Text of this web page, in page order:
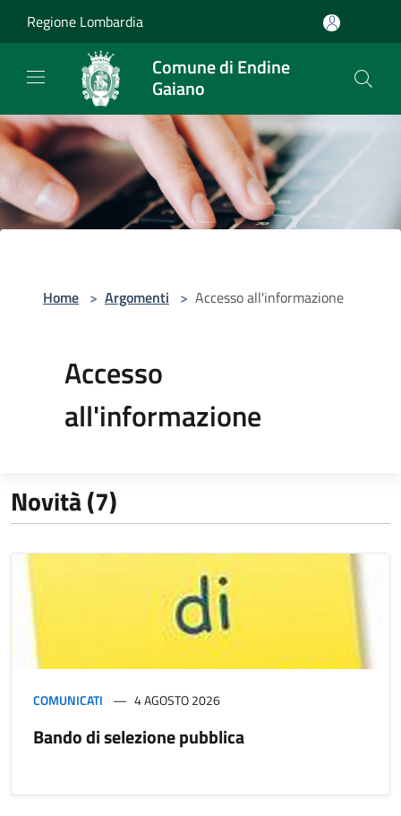
Regione Lombardia
Comune di Endine
Gaiano
Home > Argomenti > Accesso all'informazione
Accesso
all'informazione
Novità (7)
COMUNICATI 4 AGOSTO 2026
Bando di selezione pubblica